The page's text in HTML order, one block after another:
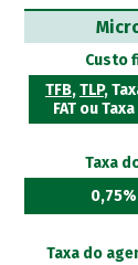
Custo
TFB,TLP,
FAT ou
Taxa
Taxa do